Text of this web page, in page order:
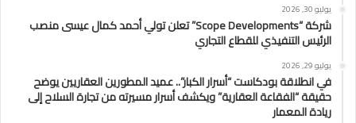
يوليو 30, 2026
شركة “Scope Developments” تعلن تولي أحمد كمال عيسى منصب
الرئيس التنفيذي للقطاع التجاري
يوليو 29, 2026
في انطلاقة بودكاست “أسرار الكبار”.. عميد المطورين العقاريين يوضح
حقيقة “الفقاعة العقارية” ويكشف أسرار مسيرته من تجارة السلاح إلى
ريادة المعمار